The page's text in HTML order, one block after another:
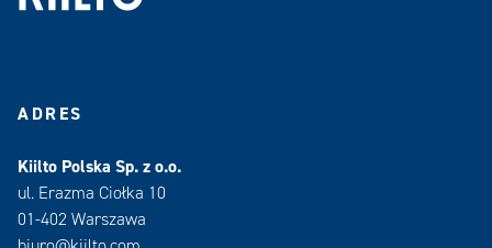
ADRES
Kiilto Polska Sp. z o.o.
ul. Erazma Ciołka 10
01-402 Warszawa